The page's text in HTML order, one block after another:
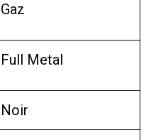
Gaz
Full Metal
Noir